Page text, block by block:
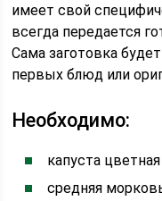
имеет свой
всегда передается
Сама заготовка
первых блюд или
Необходимо:
капуста
средняя